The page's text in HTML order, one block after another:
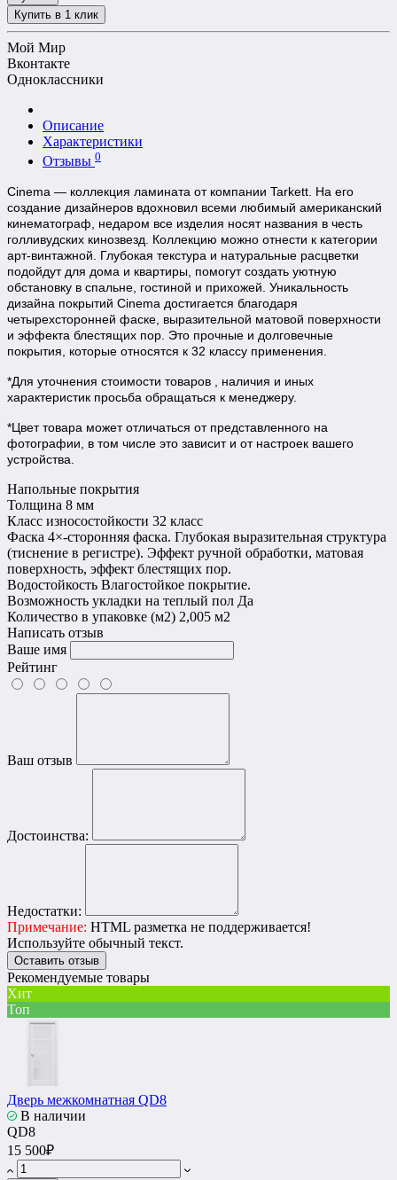
Купить в 1 клик
Мой Мир
Вконтакте
Одноклассники
Описание
Характеристики
Отзывы 0
Cinema — коллекция ламината от компании Tarkett. На его
создание дизайнеров вдохновил всеми любимый американский
кинематограф, недаром все изделия носят названия в честь
голливудских кинозвезд. Коллекцию можно отнести к категории
арт-винтажной. Глубокая текстура и натуральные расцветки
подойдут для дома и квартиры, помогут создать уютную
обстановку в спальне, гостиной и прихожей. Уникальность
дизайна покрытий Cinema достигается благодаря
четырехсторонней фаске, выразительной матовой поверхности
и эффекта блестящих пор. Это прочные и долговечные
покрытия, которые относятся к 32 классу применения.
*Для уточнения стоимости товаров , наличия и иных
характеристик просьба обращаться к менеджеру.
*Цвет товара может отличаться от представленного на
фотографии, в том числе это зависит и от настроек вашего
устройства.
Напольные покрытия
Толщина 8 мм
Класс износостойкости 32 класс
Фаска 4×-сторонняя фаска. Глубокая выразительная структура
(тиснение в регистре). Эффект ручной обработки, матовая
поверхность, эффект блестящих пор.
Водостойкость Влагостойкое покрытие.
Возможность укладки на теплый пол Да
Количество в упаковке (м2) 2,005 м2
Написать отзыв
Ваше имя
Рейтинг
Ваш отзыв
Достоинства:
Недостатки:
Примечание: HTML разметка не поддерживается!
Используйте обычный текст.
Оставить отзыв
Рекомендуемые товары
Хит
Топ
Дверь межкомнатная QD8
В наличии
QD8
15 500₽